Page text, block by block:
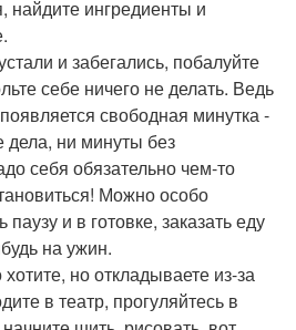
найдите ингредиенты и
и забегались, побалуйте
себе ничего не делать. Ведь
свободная минутка -
ни минуты без
себя обязательно чем-то
Можно особо
и в готовке, заказать еду
на ужин.
но откладываете из-за
в театр, прогуляйтесь в